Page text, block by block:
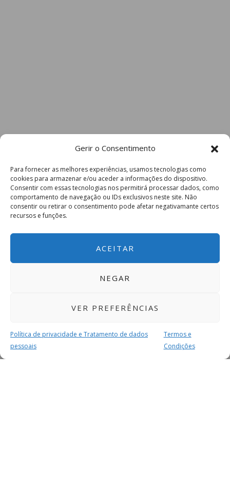
Gerir o Consentimento
Para fornecer as melhores experiências, usamos tecnologias como
cookies para armazenar e/ou aceder a informações do dispositivo.
Consentir com essas tecnologias nos permitirá processar dados, como
comportamento de navegação ou IDs exclusivos neste site. Não
consentir ou retirar o consentimento pode afetar negativamante certos
recursos e funções.
ACEITAR
NEGAR
VER PREFERÊNCIAS
Política de privacidade e Tratamento de dados
pessoais
Termos e
Condições